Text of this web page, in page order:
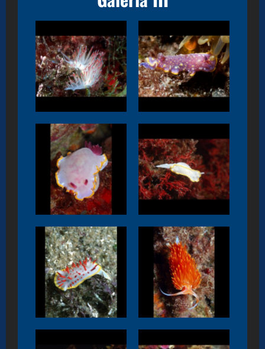
Baenopsis baetica
Chromodoris
luteopunctata
Chromodoris
purpurea
Diaphorodoris
lucteocincta
Diaphorodoris
papillata
Dondice
banyulensis